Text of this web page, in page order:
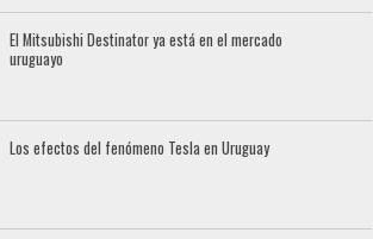
El Mitsubishi Destinator ya está en el mercado
uruguayo
Los efectos del fenómeno Tesla en Uruguay